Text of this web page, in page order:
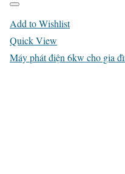
Add to Wishlist
Quick View
Máy phát điện 6kw cho gia